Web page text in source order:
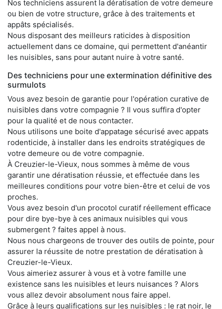
Nos techniciens assurent la dératisation de votre demeure
ou bien de votre structure, grâce à des traitements et
appâts spécialisés.
Nous disposant des meilleurs raticides à disposition
actuellement dans ce domaine, qui permettent d'anéantir
les nuisibles, sans pour autant nuire à votre santé.
Des techniciens pour une extermination définitive des
surmulots
Vous avez besoin de garantie pour l'opération curative de
nuisibles dans votre compagnie ? Il vous suffira d'opter
pour la qualité et de nous contacter.
Nous utilisons une boite d'appatage sécurisé avec appats
rodenticide, à installer dans les endroits stratégiques de
votre demeure ou de votre compagnie.
À Creuzier-le-Vieux, nous sommes à même de vous
garantir une dératisation réussie, et effectuée dans les
meilleures conditions pour votre bien-être et celui de vos
proches.
Vous avez besoin d'un procotol curatif réellement efficace
pour dire bye-bye à ces animaux nuisibles qui vous
submergent ? faites appel à nous.
Nous nous chargeons de trouver des outils de pointe, pour
assurer la réussite de notre prestation de dératisation à
Creuzier-le-Vieux.
Vous aimeriez assurer à vous et à votre famille une
existence sans les nuisibles et leurs nuisances ? Alors
vous allez devoir absolument nous faire appel.
Grâce à leurs qualifications sur les nuisibles : le rat noir, le